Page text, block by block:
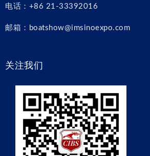
电话：+86 21-33392016
邮箱：boatshow@imsinoexpo.com
关注我们